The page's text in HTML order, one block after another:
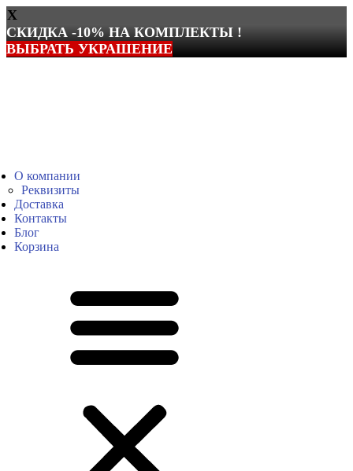
X
СКИДКА -10% НА КОМПЛЕКТЫ !
ВЫБРАТЬ УКРАШЕНИЕ
О компании
Реквизиты
Доставка
Контакты
Блог
Корзина